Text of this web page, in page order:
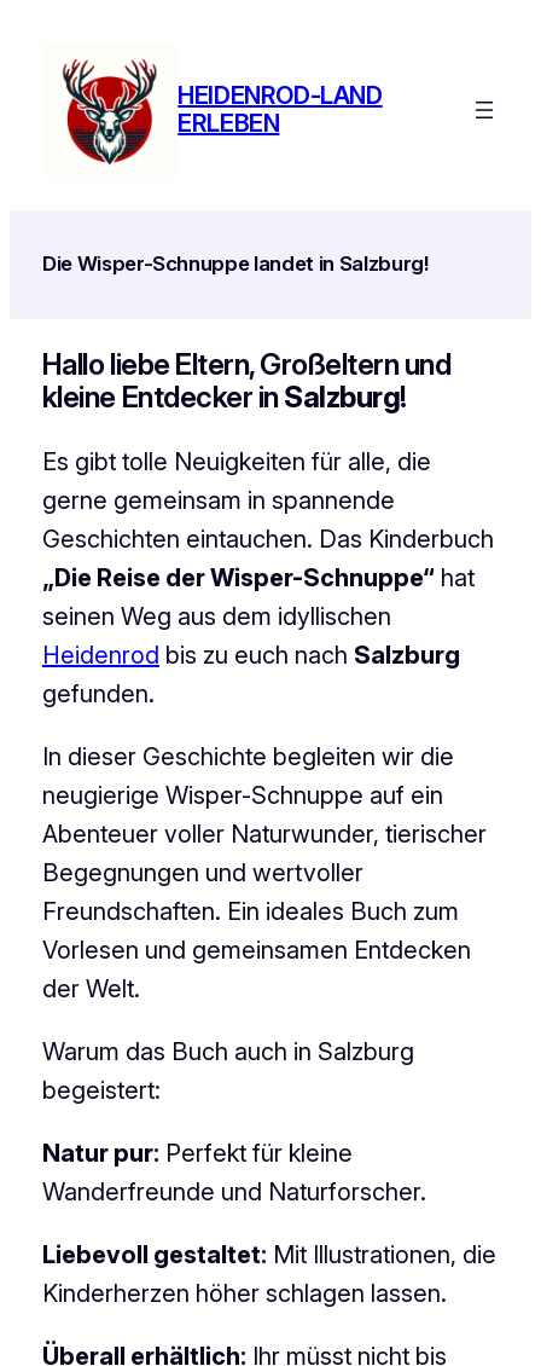
springen
HEIDENROD-LAND
ERLEBEN
Die Wisper-Schnuppe landet in Salzburg!
Hallo liebe Eltern, Großeltern und
kleine Entdecker inSalzburg!
Es gibt tolle Neuigkeiten für alle, die
gerne gemeinsam in spannende
Geschichten eintauchen. Das Kinderbuch
„Die Reise der Wisper-Schnuppe“hat
seinen Weg aus dem idyllischen
Heidenrod bis zu euch nach Salzburg
gefunden.
In dieser Geschichte begleiten wir die
neugierige Wisper-Schnuppe auf ein
Abenteuer voller Naturwunder, tierischer
Begegnungen und wertvoller
Freundschaften. Ein ideales Buch zum
Vorlesen und gemeinsamen Entdecken
der Welt.
Warum das Buch auch in Salzburg
begeistert:
Natur pur: Perfekt für kleine
Wanderfreunde und Naturforscher.
Liebevoll gestaltet: Mit Illustrationen, die
Kinderherzen höher schlagen lassen.
Überall erhältlich: Ihr müsst nicht bis